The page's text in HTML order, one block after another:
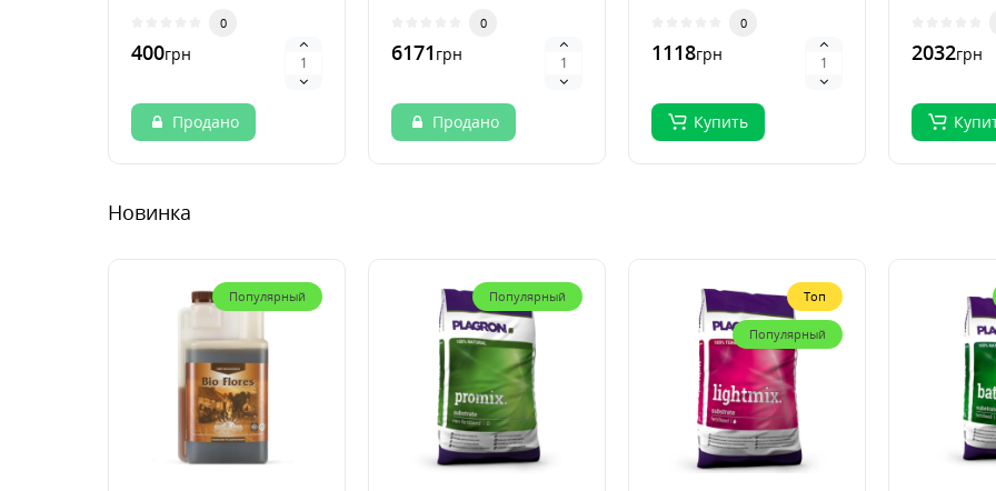
характеристики: Со..
0
400грн
Продано
Advanced Nu..
0
6171 грн
Продано
садоводством и ..
0
1118грн
Купить
2032грн
Новинка
Популярный Популярный Топ
Популярный